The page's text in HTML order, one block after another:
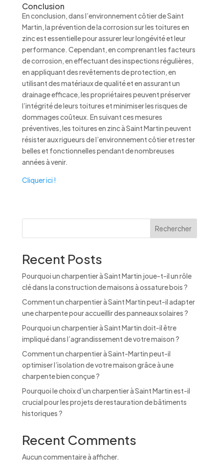
Conclusion
En conclusion, dans l’environnement côtier de Saint
Martin, la prévention de la corrosion sur les toitures en
zinc est essentielle pour assurer leur longévité et leur
performance. Cependant, en comprenant les facteurs
de corrosion, en effectuant des inspections régulières,
en appliquant des revêtements de protection, en
utilisant des matériaux de qualité et en assurant un
drainage efficace, les propriétaires peuvent préserver
l’intégrité de leurs toitures et minimiser les risques de
dommages coûteux. En suivant ces mesures
préventives, les toitures en zinc à Saint Martin peuvent
résister aux rigueurs de l’environnement côtier et rester
belles et fonctionnelles pendant de nombreuses
années à venir.
Cliquer ici !
Rechercher
Recent Posts
Pourquoi un charpentier à Saint Martin joue-t-il un rôle
clé dans la construction de maisons à ossature bois ?
Comment un charpentier à Saint Martin peut-il adapter
une charpente pour accueillir des panneaux solaires ?
Pourquoi un charpentier à Saint Martin doit-il être
impliqué dans l’agrandissement de votre maison ?
Comment un charpentier à Saint-Martin peut-il
optimiser l’isolation de votre maison grâce à une
charpente bien conçue ?
Pourquoi le choix d’un charpentier à Saint Martin est-il
crucial pour les projets de restauration de bâtiments
historiques ?
Recent Comments
Aucun commentaire à afficher.